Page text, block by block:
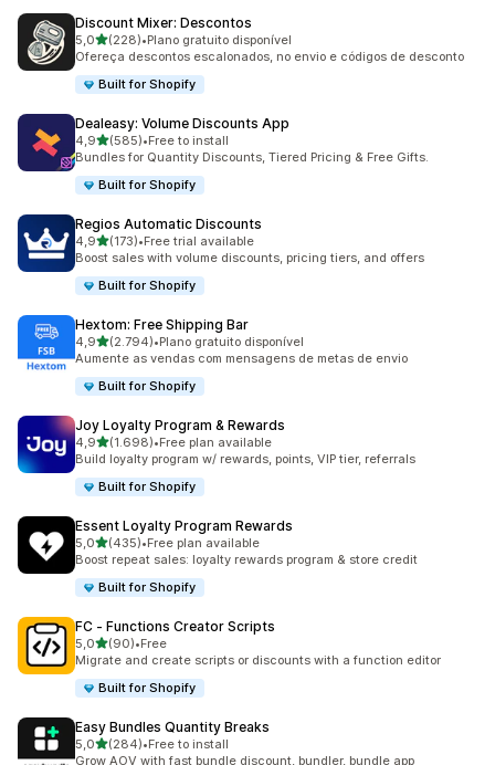
Discount Mixer: Descontos
5,0de 5 estrelas
(228)
228 total de avaliações
•Plano gratuito disponível
Ofereça descontos escalonados, no envio e códigos de desconto
Built for Shopify
Dealeasy: Volume Discounts App
4,9de 5 estrelas
(585)
585 total de avaliações
•Free to install
Bundles for Quantity Discounts, Tiered Pricing & Free Gifts.
Built for Shopify
Regios Automatic Discounts
4,9de 5 estrelas
(173)
173 total de avaliações
•Free trial available
Boost sales with volume discounts, pricing tiers, and offers
Built for Shopify
Hextom: Free Shipping Bar
4,9de 5 estrelas
(2.794)
2794 total de avaliações
•Plano gratuito disponível
Aumente as vendas com mensagens de metas de envio
Built for Shopify
Joy Loyalty Program & Rewards
4,9de 5 estrelas
(1.698)
1698 total de avaliações
•Free plan available
Build loyalty program w/ rewards, points, VIP tier, referrals
Built for Shopify
Essent Loyalty Program Rewards
5,0de 5 estrelas
(435)
435 total de avaliações
•Free plan available
Boost repeat sales: loyalty rewards program & store credit
Built for Shopify
FC ‑ Functions Creator Scripts
5,0de 5 estrelas
(90)
90 total de avaliações
•Free
Migrate and create scripts or discounts with a function editor
Built for Shopify
Easy Bundles Quantity Breaks
5,0de 5 estrelas
(284)
284 total de avaliações
•Free to install
Grow AOV with fast bundle discount, bundler, bundle app